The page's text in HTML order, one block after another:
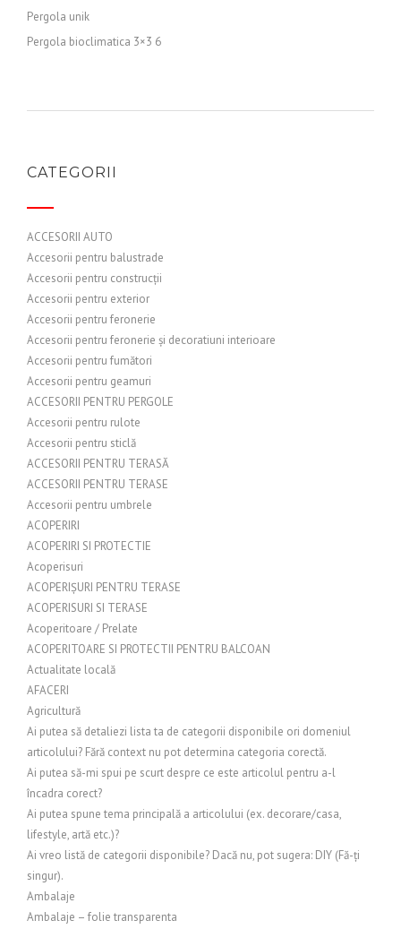
Pergola unik
Pergola bioclimatica 3×3 6
CATEGORII
ACCESORII AUTO
Accesorii pentru balustrade
Accesorii pentru construcții
Accesorii pentru exterior
Accesorii pentru feronerie
Accesorii pentru feronerie și decoratiuni interioare
Accesorii pentru fumători
Accesorii pentru geamuri
ACCESORII PENTRU PERGOLE
Accesorii pentru rulote
Accesorii pentru sticlă
ACCESORII PENTRU TERASĂ
ACCESORII PENTRU TERASE
Accesorii pentru umbrele
ACOPERIRI
ACOPERIRI SI PROTECTIE
Acoperisuri
ACOPERIȘURI PENTRU TERASE
ACOPERISURI SI TERASE
Acoperitoare / Prelate
ACOPERITOARE SI PROTECTII PENTRU BALCOAN
Actualitate locală
AFACERI
Agricultură
Ai putea să detaliezi lista ta de categorii disponibile ori domeniul
articolului? Fără context nu pot determina categoria corectă.
Ai putea să-mi spui pe scurt despre ce este articolul pentru a-l
încadra corect?
Ai putea spune tema principală a articolului (ex. decorare/casa,
lifestyle, artă etc.)?
Ai vreo listă de categorii disponibile? Dacă nu, pot sugera: DIY (Fă-ți
singur).
Ambalaje
Ambalaje – folie transparenta